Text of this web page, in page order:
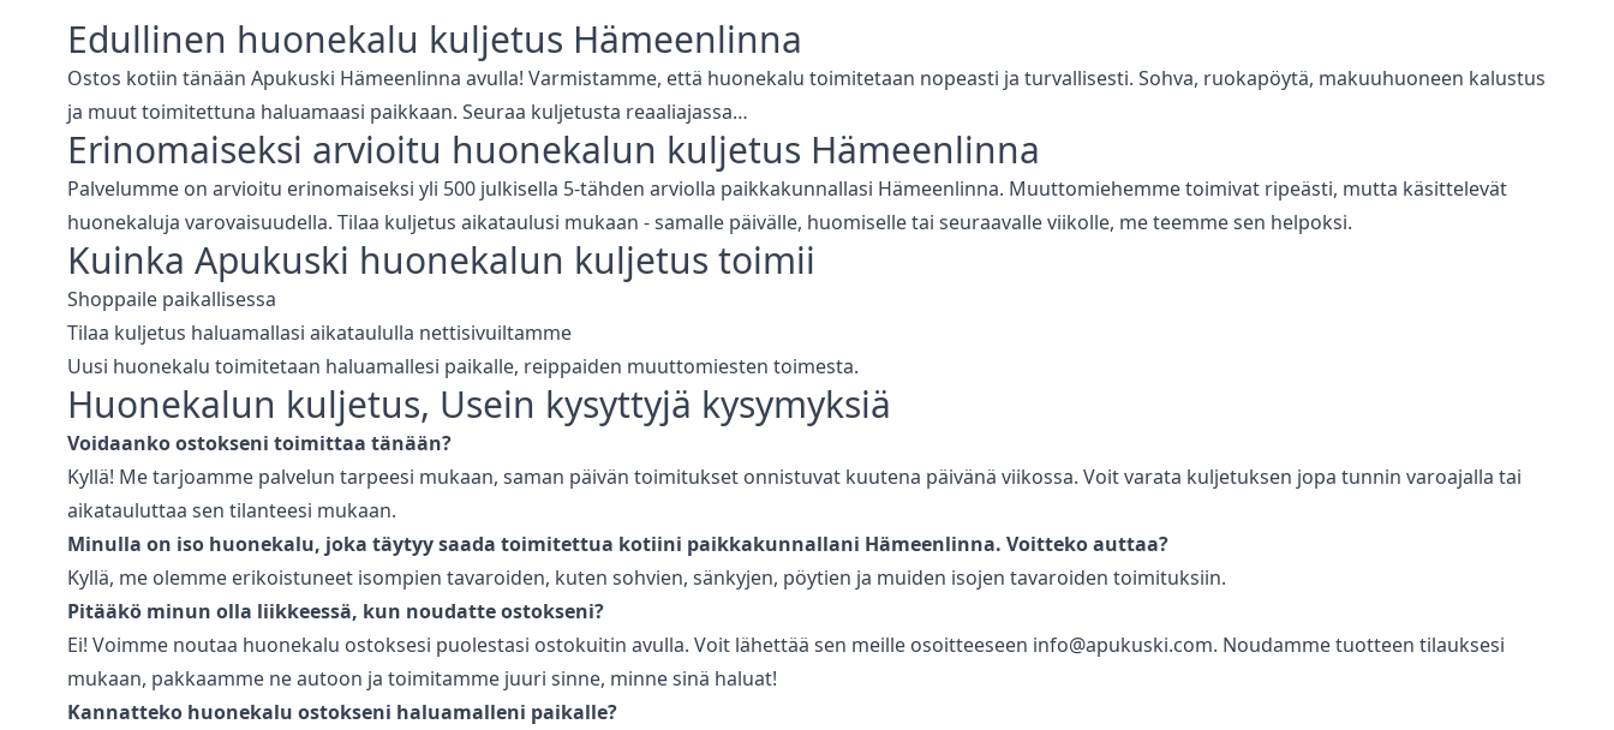
Edullinen huonekalu kuljetus Hämeenlinna
Ostos kotiin tänään Apukuski Hämeenlinna avulla! Varmistamme, että huonekalu toimitetaan nopeasti ja turvallisesti. Sohva, ruokapöytä, makuuhuoneen kalustus
ja muut toimitettuna haluamaasi paikkaan. Seuraa kuljetusta reaaliajassa…
Erinomaiseksi arvioitu huonekalun kuljetus Hämeenlinna
Palvelumme on arvioitu erinomaiseksi yli 500 julkisella 5-tähden arviolla paikkakunnallasi Hämeenlinna. Muuttomiehemme toimivat ripeästi, mutta käsittelevät
huonekaluja varovaisuudella. Tilaa kuljetus aikataulusi mukaan - samalle päivälle, huomiselle tai seuraavalle viikolle, me teemme sen helpoksi.
Kuinka Apukuski huonekalun kuljetus toimii
Shoppaile paikallisessa
Tilaa kuljetus haluamallasi aikataululla nettisivuiltamme
Uusi huonekalu toimitetaan haluamallesi paikalle, reippaiden muuttomiesten toimesta.
Huonekalun kuljetus, Usein kysyttyjä kysymyksiä
Voidaanko ostokseni toimittaa tänään?
Kyllä! Me tarjoamme palvelun tarpeesi mukaan, saman päivän toimitukset onnistuvat kuutena päivänä viikossa. Voit varata kuljetuksen jopa tunnin varoajalla tai
aikatauluttaa sen tilanteesi mukaan.
Minulla on iso huonekalu, joka täytyy saada toimitettua kotiini paikkakunnallani Hämeenlinna. Voitteko auttaa?
Kyllä, me olemme erikoistuneet isompien tavaroiden, kuten sohvien, sänkyjen, pöytien ja muiden isojen tavaroiden toimituksiin.
Pitääkö minun olla liikkeessä, kun noudatte ostokseni?
Ei! Voimme noutaa huonekalu ostoksesi puolestasi ostokuitin avulla. Voit lähettää sen meille osoitteeseen info@apukuski.com. Noudamme tuotteen tilauksesi
mukaan, pakkaamme ne autoon ja toimitamme juuri sinne, minne sinä haluat!
Kannatteko huonekalu ostokseni haluamalleni paikalle?